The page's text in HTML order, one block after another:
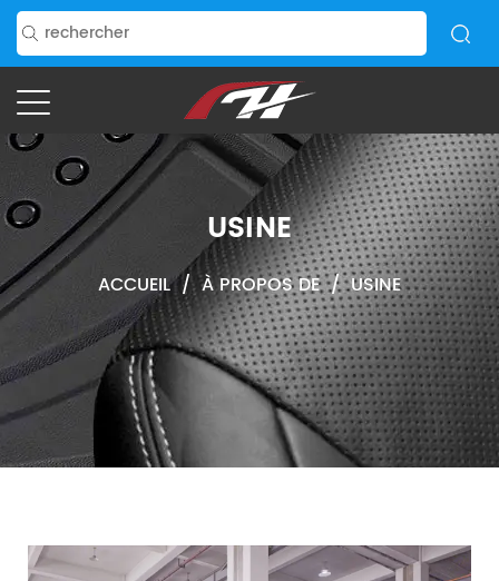
USINE
ACCUEIL/À PROPOS DE/USINE